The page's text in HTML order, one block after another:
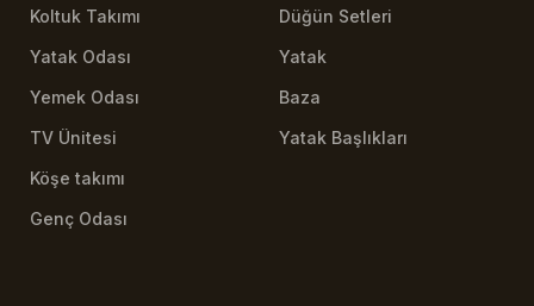
Koltuk Takımı
Yatak Odası
Yemek Odası
TV Ünitesi
Köşe takımı
Genç Odası
Düğün Setleri
Yatak
Baza
Yatak Başlıkları